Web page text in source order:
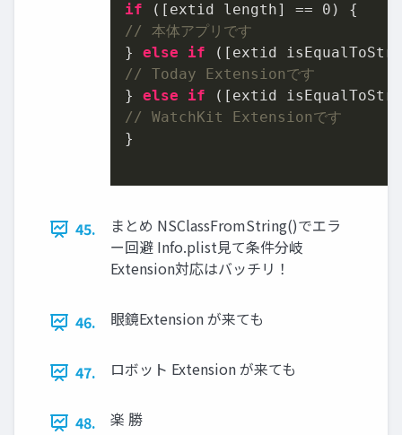
if ([extid length] == 0
// 本体アプリです
} else if ([extid
// Today Extensionです
} else if ([extid
// WatchKit Extensionです
}
45.
まとめ NSClassFromString()でエラ
ー回避 Info.plist見て条件分岐
Extension対応はバッチリ！
46. 眼鏡Extension が来ても
47. ロボット Extension が来ても
48. 楽 勝